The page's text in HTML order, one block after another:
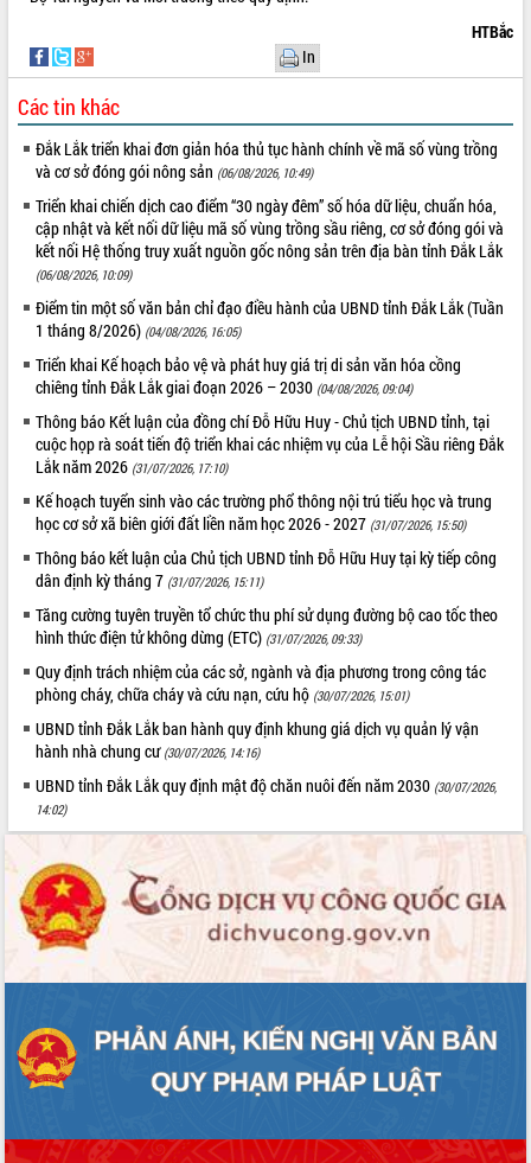
HTBắc
In
Các tin khác
Đắk Lắk triển khai đơn giản hóa thủ tục hành chính về mã số vùng trồng
và cơ sở đóng gói nông sản (06/08/2026, 10:49)
Triển khai chiến dịch cao điểm “30 ngày đêm” số hóa dữ liệu, chuẩn hóa,
cập nhật và kết nối dữ liệu mã số vùng trồng sầu riêng, cơ sở đóng gói và
kết nối Hệ thống truy xuất nguồn gốc nông sản trên địa bàn tỉnh Đắk Lắk
(06/08/2026, 10:09)
Điểm tin một số văn bản chỉ đạo điều hành của UBND tỉnh Đắk Lắk (Tuần
1 tháng 8/2026) (04/08/2026, 16:05)
Triển khai Kế hoạch bảo vệ và phát huy giá trị di sản văn hóa cồng
chiêng tỉnh Đắk Lắk giai đoạn 2026 – 2030 (04/08/2026, 09:04)
Thông báo Kết luận của đồng chí Đỗ Hữu Huy - Chủ tịch UBND tỉnh, tại
cuộc họp rà soát tiến độ triển khai các nhiệm vụ của Lễ hội Sầu riêng Đắk
Lắk năm 2026 (31/07/2026, 17:10)
Kế hoạch tuyển sinh vào các trường phổ thông nội trú tiểu học và trung
học cơ sở xã biên giới đất liền năm học 2026 - 2027 (31/07/2026, 15:50)
Thông báo kết luận của Chủ tịch UBND tỉnh Đỗ Hữu Huy tại kỳ tiếp công
dân định kỳ tháng 7 (31/07/2026, 15:11)
Tăng cường tuyên truyền tổ chức thu phí sử dụng đường bộ cao tốc theo
hình thức điện tử không dừng (ETC) (31/07/2026, 09:33)
Quy định trách nhiệm của các sở, ngành và địa phương trong công tác
phòng cháy, chữa cháy và cứu nạn, cứu hộ (30/07/2026, 15:01)
UBND tỉnh Đắk Lắk ban hành quy định khung giá dịch vụ quản lý vận
hành nhà chung cư (30/07/2026, 14:16)
UBND tỉnh Đắk Lắk quy định mật độ chăn nuôi đến năm 2030 (30/07/2026,
14:02)